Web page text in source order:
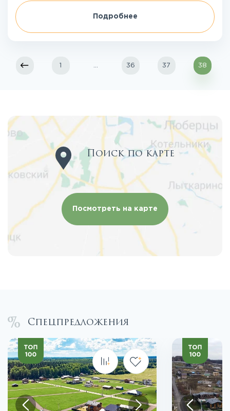
Подробнее
1 36 37 38
Поиск по карте
Посмотреть на карте
Спецпредложения